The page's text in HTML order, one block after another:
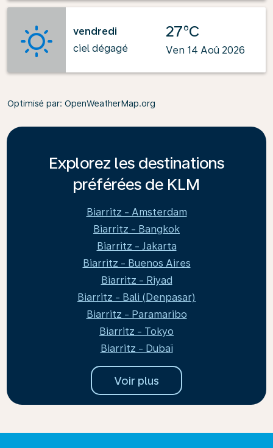
vendredi
ciel dégagé
27°C
Ven 14 Aoû 2026
Optimisé par: OpenWeatherMap.org
Explorez les destinations
préférées de KLM
Biarritz - Amsterdam
Biarritz - Bangkok
Biarritz - Jakarta
Biarritz - Buenos Aires
Biarritz - Riyad
Biarritz - Bali (Denpasar)
Biarritz - Paramaribo
Biarritz - Tokyo
Biarritz - Dubaï
Voir plus